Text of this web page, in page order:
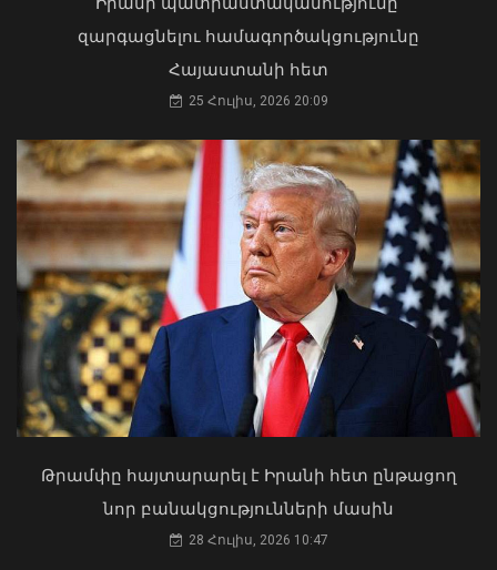
Ռուսաստանի և Հայաստանի միջև
միտումը կշարունակվի. Օվերչուկ
06 Օգոստոս, 2026 12:13
Գյումրիում բեռնատար է այրվել
Երևանի Կենտրոնում պետության
սեփականության իրավունքն է
վերականգնվել 51,9 քմ նկուղային
տարածքի և հողամասի նկատմամբ
31 Հուլիս, 2026 15:26
զարգացնելու համագործակցությունը
Հայաստանի հետ
25 Հուլիս, 2026 20:09
Թրամփը հայտարարել է Իրանի հետ ընթացող
նոր բանակցությունների մասին
28 Հուլիս, 2026 10:47